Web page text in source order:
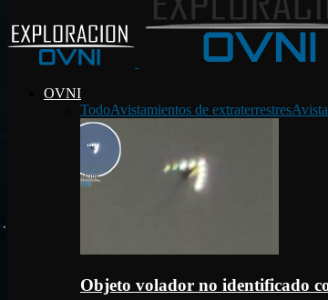
OVNI
TodoAvistamientos de extraterrestres
Objeto volador no identificado